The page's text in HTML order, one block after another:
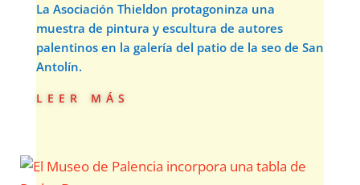
La Asociación Thieldon protagoninza una
muestra de pintura y escultura de autores
palentinos en la galería del patio de la seo de San
Antolín.
leer más